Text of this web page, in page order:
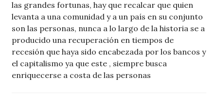
las grandes fortunas, hay que recalcar que quien
levanta a una comunidad y a un país en su conjunto
son las personas, nunca a lo largo de la historia se a
producido una recuperación en tiempos de
recesión que haya sido encabezada por los bancos y
el capitalismo ya que este , siempre busca
enriquecerse a costa de las personas